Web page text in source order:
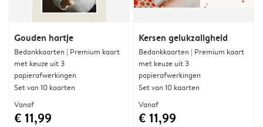
Gouden hartje
Bedankkaarten | Premium kaart
met keuze uit 3
papierafwerkingen
Set van 10 kaarten
Vanaf
€ 11,99
Kersen gelukzaligheid
Bedankkaarten | Premium kaart
met keuze uit 3
papierafwerkingen
Set van 10 kaarten
Vanaf
€ 11,99